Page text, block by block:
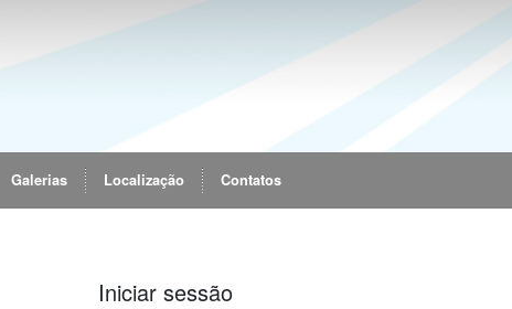
Galerias Localização Contatos
Iniciar sessão